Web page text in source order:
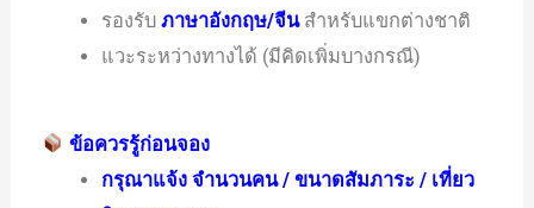
รองรับภาษาอังกฤษ/จีน สำหรับแขกต่างชาติ
แวะระหว่างทางได้ (มีคิดเพิ่มบางกรณี)
ข้อควรรู้ก่อนจอง
กรุณาแจ้ง จำนวนคน / ขนาดสัมภาระ / เที่ยว